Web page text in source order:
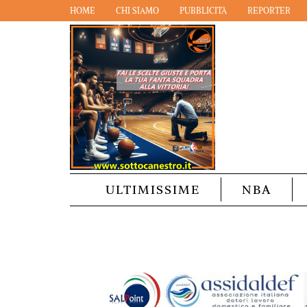
HOME CHI SIAMO PUBBLICITÀ REPORTER
ULTIMISSIME NBA